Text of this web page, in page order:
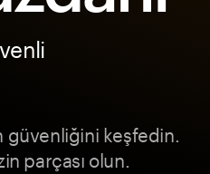
güvenliğini keşfedin.
parçası olun.